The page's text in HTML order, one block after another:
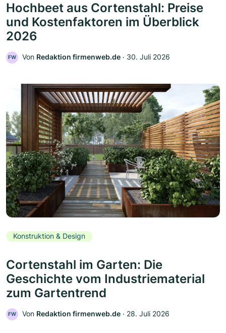
Hochbeet aus Cortenstahl: Preise
und Kostenfaktoren im Überblick
2026
FW Von Redaktion firmenweb.de ‧ 30. Juli 2026
Konstruktion & Design
Cortenstahl im Garten: Die
Geschichte vom Industriematerial
zum Gartentrend
FW Von Redaktion firmenweb.de ‧ 28. Juli 2026